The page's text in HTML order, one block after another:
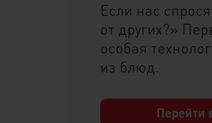
Если нас
от других?»
особая
из блюд.
Перейти